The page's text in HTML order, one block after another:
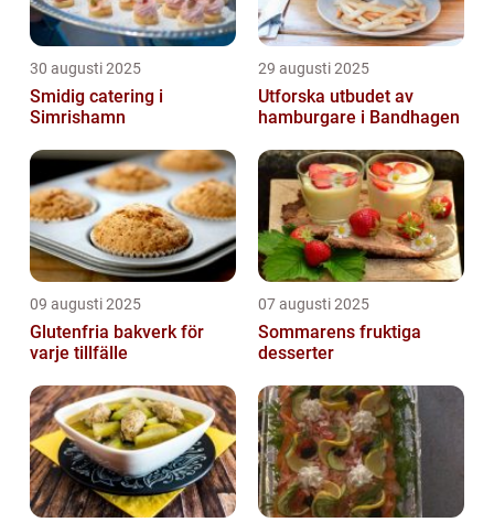
30 augusti 2025
Smidig catering i
Simrishamn
29 augusti 2025
Utforska utbudet av
hamburgare i Bandhagen
09 augusti 2025
Glutenfria bakverk för
varje tillfälle
07 augusti 2025
Sommarens fruktiga
desserter